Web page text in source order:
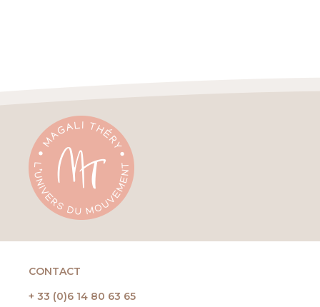
CONTACT
+ 33 (0)6 14 80 63 65